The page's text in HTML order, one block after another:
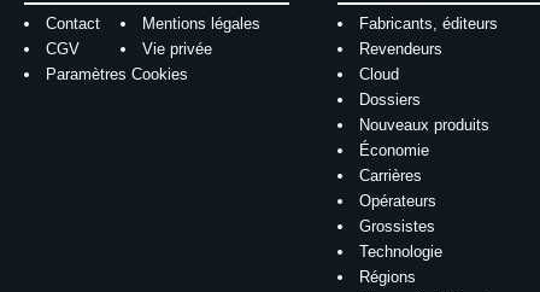
Contact
Mentions légales
CGV
Vie privée
Paramètres Cookies
Fabricants, éditeurs
Revendeurs
Cloud
Dossiers
Nouveaux produits
Économie
Carrières
Opérateurs
Grossistes
Technologie
Régions